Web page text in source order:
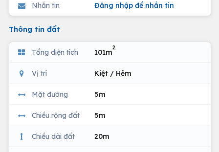
Nhắn tin Đăng nhập để nhắn tin
Thông tin đất
Tổng diện tích 101m
2
Vị trí Kiệt / Hẻm
Mặt đường 5m
Chiều rộng đất 5m
Chiều dài đất 20m